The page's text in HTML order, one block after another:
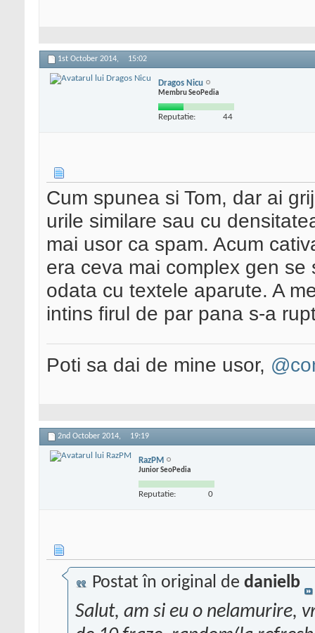
1st October 2014, 15:02
Dragos Nicu
Membru SeoPedia
Reputatie: 44
Cum spunea si Tom, dar ai
urile similare sau cu
mai usor ca spam. Acum
era ceva mai complex gen
odata cu textele aparute. A
intins firul de par pana s-a
Poti sa dai de mine usor,
2nd October 2014, 19:19
RazPM
Junior SeoPedia
Reputatie: 0
Postat în original de danielb
Salut, am si eu o nelamurire,